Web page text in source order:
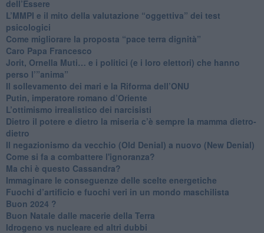
dell’Essere
​L’MMPI e il mito della valutazione “oggettiva” dei test
psicologici
Come migliorare la proposta “pace terra dignità”
Caro Papa Francesco
​Jorit, Ornella Muti… e i politici (e i loro elettori) che hanno
perso l’”anima”
​Il sollevamento dei mari e la Riforma dell’ONU
Putin, imperatore romano d’Oriente
​L’ottimismo irrealistico dei narcisisti
​Dietro il potere e dietro la miseria c’è sempre la mamma dietro-
dietro
Il negazionismo da vecchio (Old Denial) a nuovo (New Denial)
Come si fa a combattere l'ignoranza?
Ma chi è questo Cassandra?
Immaginare le conseguenze delle scelte energetiche
​Fuochi d’artificio e fuochi veri in un mondo maschilista
Buon 2024 ?
​Buon Natale dalle macerie della Terra
​Idrogeno vs nucleare ed altri dubbi